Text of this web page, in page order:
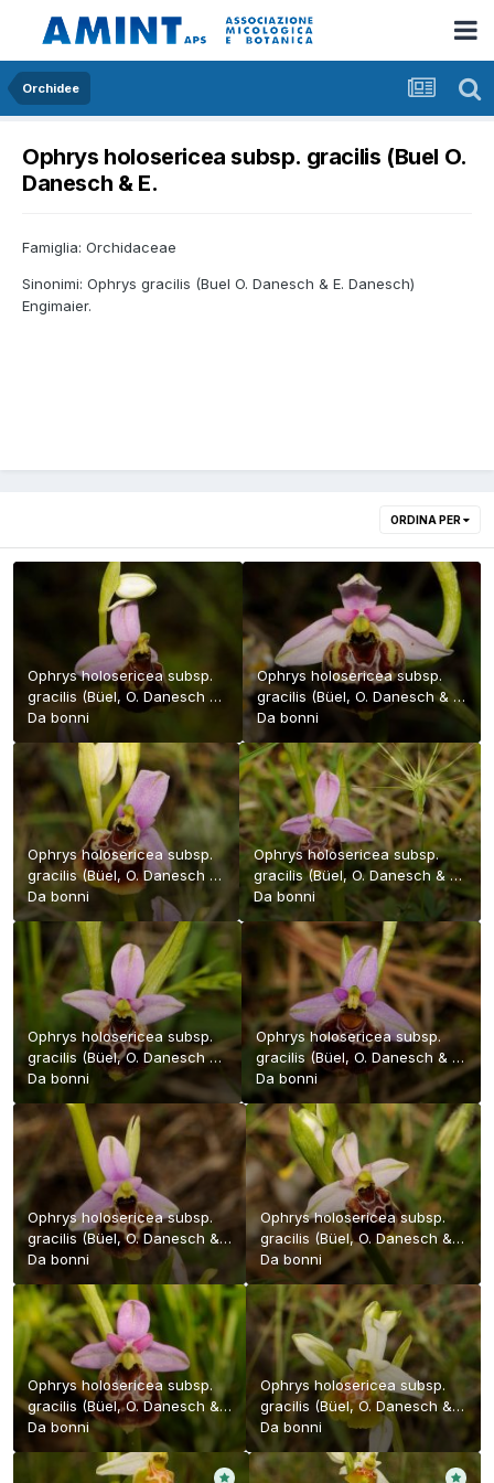
Orchidee
Ophrys holosericea subsp. gracilis (Buel O.
Danesch & E.
Famiglia: Orchidaceae
Sinonimi: Ophrys gracilis (Buel O. Danesch & E. Danesch)
Engimaier.
ORDINA PER
Ophrys holosericea subsp.
gracilis (Büel, O. Danesch &
E. Danesch) Büel, O.
Da bonni
Ophrys holosericea subsp.
gracilis (Büel, O. Danesch & E.
Danesch) Büel, O. Danesch &
E. Danesch
Da bonni
Ophrys holosericea subsp.
gracilis (Büel, O. Danesch &
E. Danesch) Büel, O.
Danesch & E. Danesch
Da bonni
Ophrys holosericea subsp.
gracilis (Büel, O. Danesch & E.
Danesch) Büel, O. Danesch &
E. Danesch
Dabonni
Ophrys holosericea subsp.
gracilis (Büel, O. Danesch &
E. Danesch) Büel, O.
Danesch & E. Danesch
Da bonni
Ophrys holosericea subsp.
gracilis (Büel, O. Danesch & E.
Danesch) Büel, O. Danesch &
E. Danesch
Da bonni
Ophrys holosericea subsp.
gracilis (Büel, O. Danesch &
E. Danesch) Büel, O. Danesch
& E. Danesch
Da bonni
Ophrys holosericea subsp.
gracilis (Büel, O. Danesch &
E. Danesch) Büel, O. Danesch
& E. Danesch
Dabonni
Ophrys holosericea subsp.
gracilis (Büel, O. Danesch &
E. Danesch) Büel, O. Danesch
& E. Danesch
Dabonni
Ophrys holosericea subsp.
gracilis (Büel, O. Danesch &
E. Danesch) Büel, O. Danesch
& E. Danesch
Dabonni